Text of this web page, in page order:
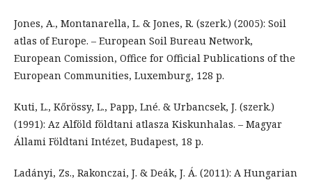
Jones, A., Montanarella, L. & Jones, R. (szerk.) (2005): Soil
atlas of Europe. – European Soil Bureau Network,
European Comission, Office for Official Publications of the
European Communities, Luxemburg, 128 p.
Kuti, L., Kőrössy, L., Papp, Lné. & Urbancsek, J. (szerk.)
(1991): Az Alföld földtani atlasza Kiskunhalas. – Magyar
Állami Földtani Intézet, Budapest, 18 p.
Ladányi, Zs., Rakonczai, J. & Deák, J. Á. (2011): A Hungarian